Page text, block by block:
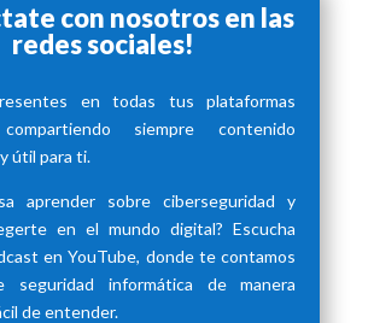
con nosotros en las
redes sociales!
en todas tus plataformas
siempre contenido
útil para ti.
aprender sobre ciberseguridad y
en el mundo digital? Escucha
en YouTube, donde te contamos
seguridad informática de manera
de entender.